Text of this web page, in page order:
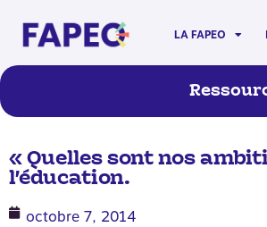
LA FAPEO
« Quelles sont nos
l’éducation.
octobre 7, 2014